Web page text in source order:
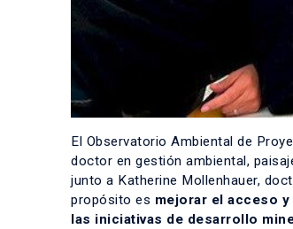
El Observatorio Ambiental de
doctor en gestión ambiental,
junto a Katherine Mollenhauer,
propósito es mejorar el acceso
las iniciativas de desarrollo